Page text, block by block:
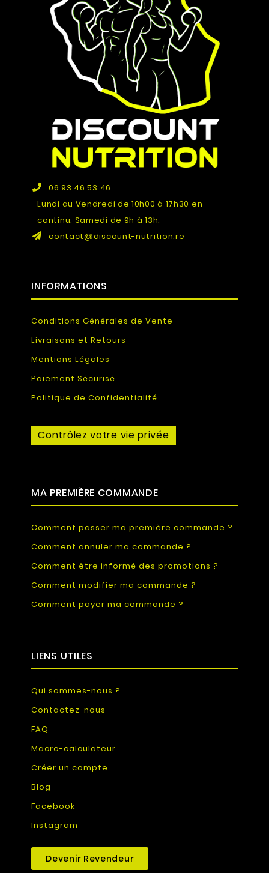
06 93 46 53 46
Lundi au Vendredi de 10h00 à 17h30 en
continu. Samedi de 9h à 13h.
contact@discount-nutrition.re
INFORMATIONS
Conditions Générales de Vente
Livraisons et Retours
Mentions Légales
Paiement Sécurisé
Politique de Confidentialité
Contrôlez votre vie privée
MA PREMIÈRE COMMANDE
Comment passer ma première commande ?
Comment annuler ma commande ?
Comment être informé des promotions ?
Comment modifier ma commande ?
Comment payer ma commande ?
LIENS UTILES
Qui sommes-nous ?
Contactez-nous
FAQ
Macro-calculateur
Créer un compte
Blog
Facebook
Instagram
Devenir Revendeur